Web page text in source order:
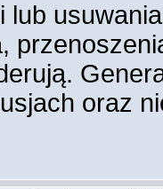
lub
oraz